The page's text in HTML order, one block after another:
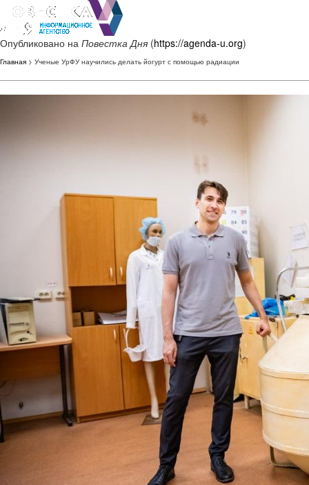
Опубликовано на Повестка Дня (https://agenda-u.org)
Главная > Ученые УрФУ научились делать йогурт с помощью радиации